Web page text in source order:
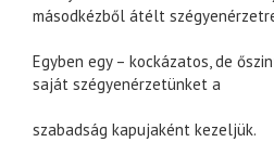
másodkézből átélt
Egyben egy – kockázatos, de
saját szégyenérzetünket a
szabadság kapujaként kezeljük.